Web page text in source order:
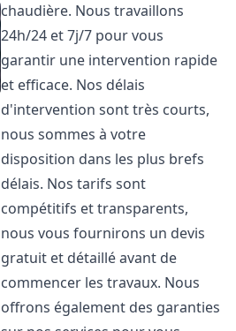
chaudière. Nous travaillons
24h/24 et 7j/7 pour vous
garantir une intervention rapide
et efficace. Nos délais
d'intervention sont très courts,
nous sommes à votre
disposition dans les plus brefs
délais. Nos tarifs sont
compétitifs et transparents,
nous vous fournirons un devis
gratuit et détaillé avant de
commencer les travaux. Nous
offrons également des garanties